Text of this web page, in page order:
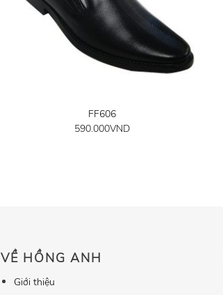
FF606
590.000VND
VỀ HỒNG ANH
Giới thiệu